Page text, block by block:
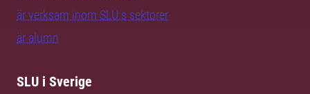
är verksam inom SLU:s sektorer
är alumn
SLU i Sverige